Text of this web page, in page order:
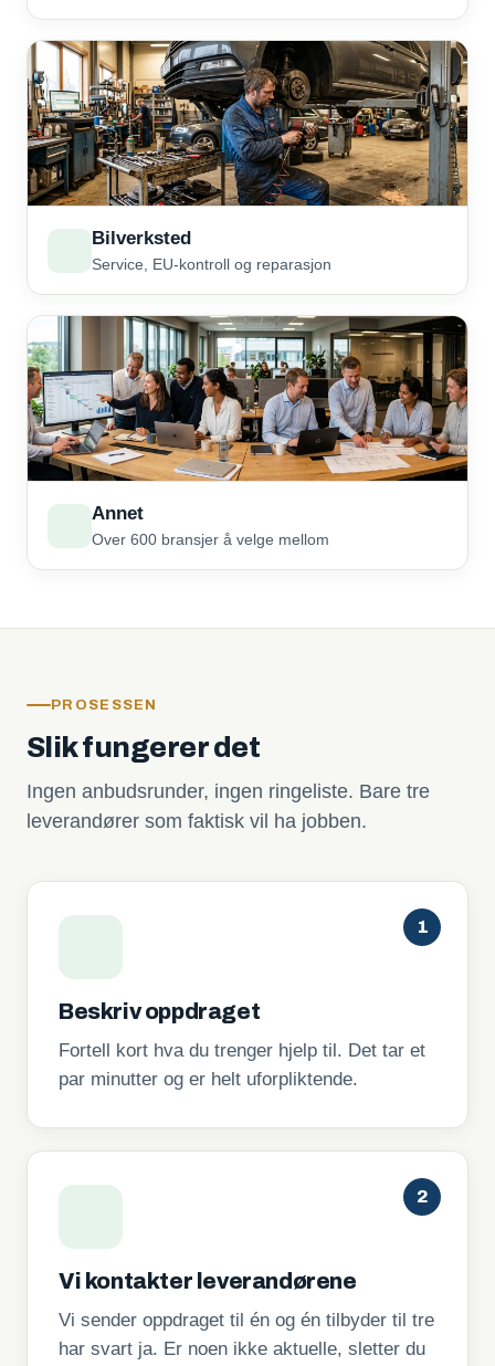
Bilverksted
Service, EU-kontroll og reparasjon
Annet
Over 600 bransjer å velge mellom
PROSESSEN
Slik fungerer det
Ingen anbudsrunder, ingen ringeliste. Bare tre
leverandører som faktisk vil ha jobben.
1
Beskriv oppdraget
Fortell kort hva du trenger hjelp til. Det tar et
par minutter og er helt uforpliktende.
2
Vi kontakter leverandørene
Vi sender oppdraget til én og én tilbyder til tre
har svart ja. Er noen ikke aktuelle, sletter du